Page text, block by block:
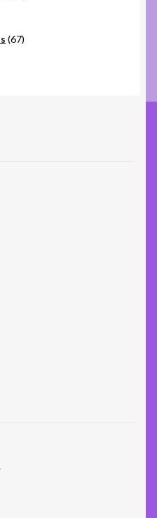
6767